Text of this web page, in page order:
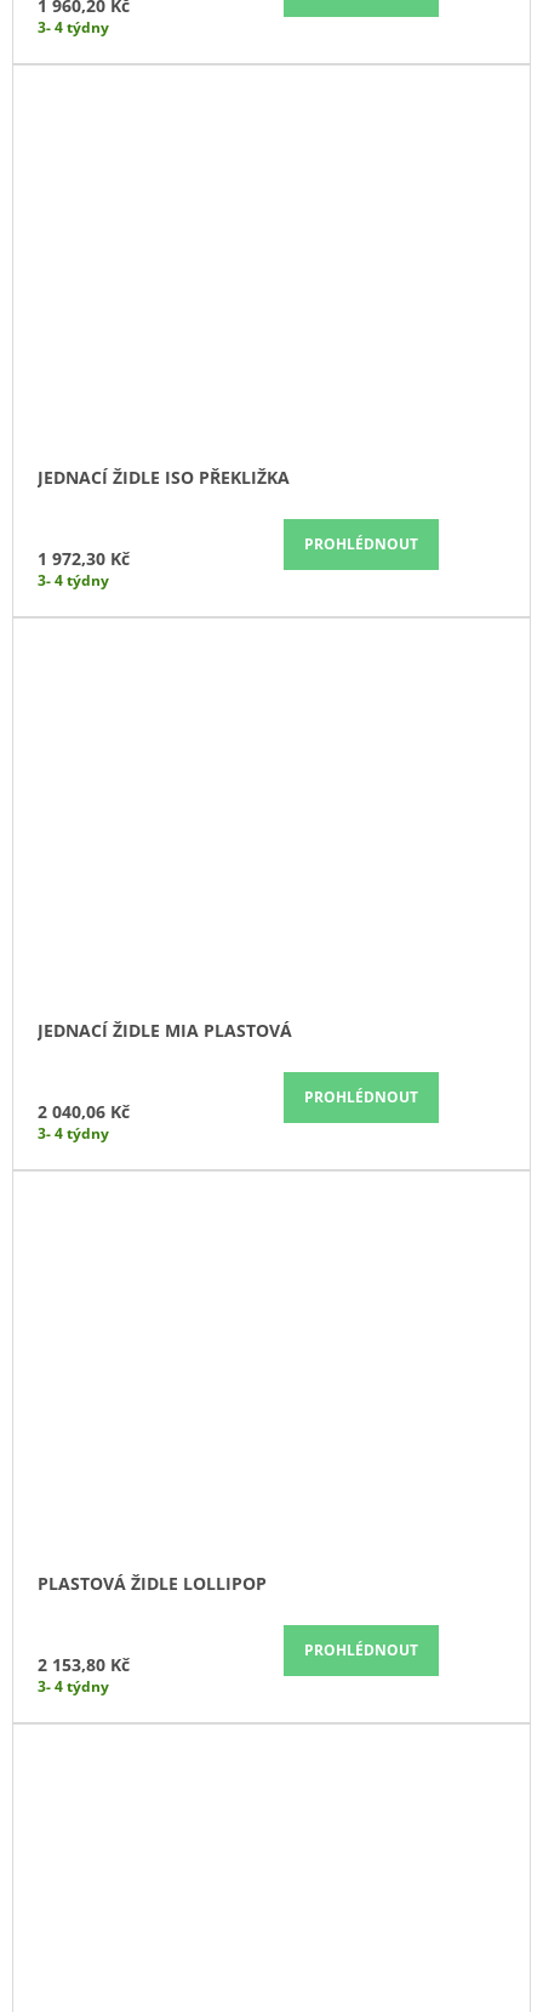
1 960,20 Kč
3- 4 týdny
JEDNACÍ ŽIDLE ISO PŘEKLIŽKA
1 972,30 Kč
PROHLÉDNOUT
3- 4 týdny
JEDNACÍ ŽIDLE MIA PLASTOVÁ
2 040,06 Kč
PROHLÉDNOUT
3- 4 týdny
PLASTOVÁ ŽIDLE LOLLIPOP
2 153,80 Kč
PROHLÉDNOUT
3- 4 týdny